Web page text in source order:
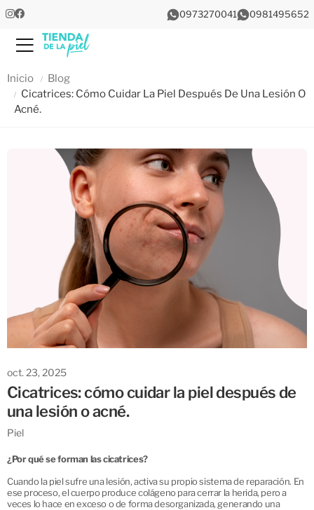
0973270041 0981495652
Menu
Inicio
Blog
Cicatrices: Cómo Cuidar La Piel Después De Una Lesión O
Acné.
oct. 23, 2025
Cicatrices: cómo cuidar la piel después de
una lesión o acné.
Piel
¿Por qué se forman las cicatrices?
Cuando la piel sufre una lesión, activa su propio sistema de reparación. En
ese proceso, el cuerpo produce colágeno para cerrar la herida, pero a
veces lo hace en exceso o de forma desorganizada, generando una